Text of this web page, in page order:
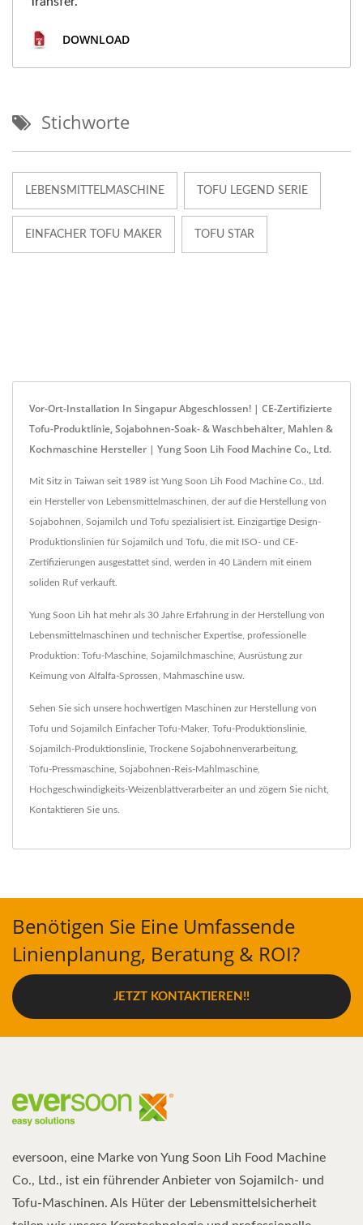
DOWNLOAD
Stichworte
LEBENSMITTELMASCHINE TOFU LEGEND SERIE
EINFACHER TOFU MAKER TOFU STAR
Vor-Ort-Installation In Singapur Abgeschlossen! | CE-Zertifizierte
Tofu-Produktlinie, Sojabohnen-Soak- & Waschbehälter, Mahlen &
Kochmaschine Hersteller | Yung Soon Lih Food Machine Co., Ltd.
Mit Sitz in Taiwan seit 1989 ist Yung Soon Lih Food Machine Co., Ltd.
ein Hersteller von Lebensmittelmaschinen, der auf die Herstellung von
Sojabohnen, Sojamilch und Tofu spezialisiert ist. Einzigartige Design-
Produktionslinien für Sojamilch und Tofu, die mit ISO- und CE-
Zertifizierungen ausgestattet sind, werden in 40 Ländern mit einem
soliden Ruf verkauft.
Yung Soon Lih hat mehr als 30 Jahre Erfahrung in der Herstellung von
Lebensmittelmaschinen und technischer Expertise, professionelle
Produktion: Tofu-Maschine, Sojamilchmaschine, Ausrüstung zur
Keimung von Alfalfa-Sprossen, Mahmaschine usw.
Sehen Sie sich unsere hochwertigen Maschinen zur Herstellung von
Tofu und Sojamilch Einfacher Tofu-Maker, Tofu-Produktionslinie
Sojamilch-Produktionslinie Trockene Sojabohnenverarbeitung
Tofu-Pressmaschine Sojabohnen-Reis-Mahlmaschine
Hochgeschwindigkeits-Weizenblattverarbeiteran und zögern Sie nicht,
Kontaktieren Sie uns
Benötigen Sie Eine Umfassende
Linienplanung, Beratung & ROI?
JETZT KONTAKTIEREN!!
eversoon, eine Marke von Yung Soon Lih Food Machine
Co., Ltd., ist ein führender Anbieter von Sojamilch- und
Tofu-Maschinen. Als Hüter der Lebensmittelsicherheit